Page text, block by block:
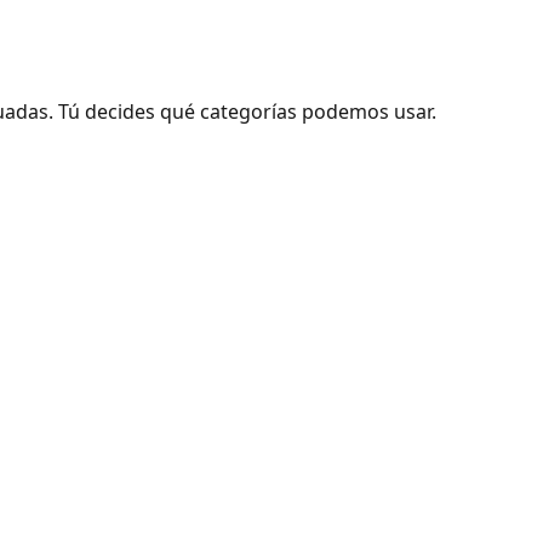
Tú decides qué categorías podemos usar.